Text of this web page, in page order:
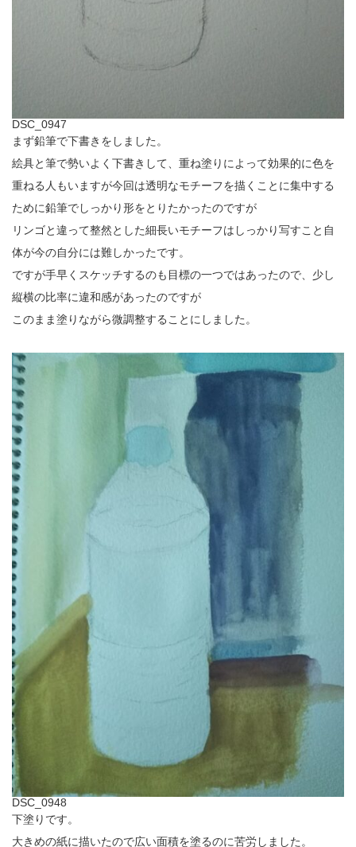
DSC_0947
まず鉛筆で下書きをしました。
絵具と筆で勢いよく下書きして、重ね塗りによって効果的に色を
重ねる人もいますが今回は透明なモチーフを描くことに集中する
ために鉛筆でしっかり形をとりたかったのですが
リンゴと違って整然とした細長いモチーフはしっかり写すこと自
体が今の自分には難しかったです。
ですが手早くスケッチするのも目標の一つではあったので、少し
縦横の比率に違和感があったのですが
このまま塗りながら微調整することにしました。
DSC_0948
下塗りです。
大きめの紙に描いたので広い面積を塗るのに苦労しました。